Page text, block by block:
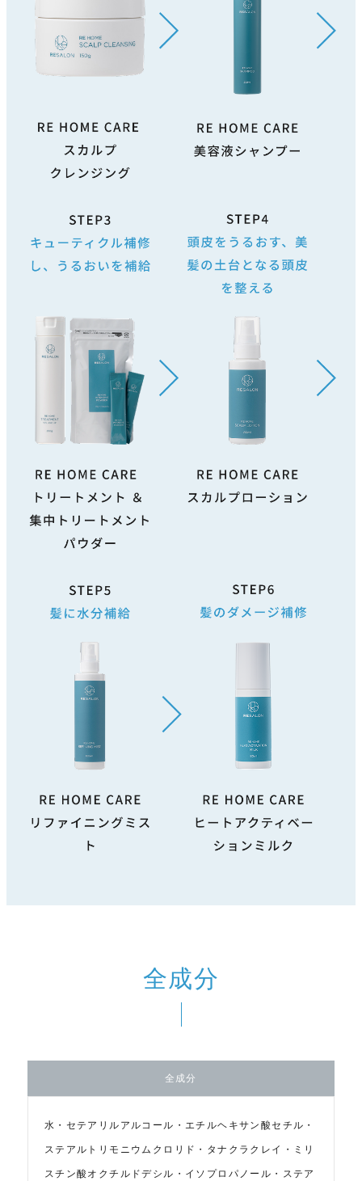
全成分
全成分
水・セテアリルアルコール・エチルヘキサン酸セチル・
ステアルトリモニウムクロリド・タナクラクレイ・ミリ
スチン酸オクチルドデシル・イソプロパノール・ステア